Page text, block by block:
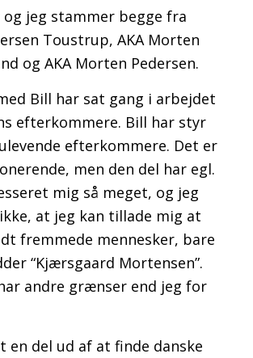
og jeg stammer begge fra
Toustrup, AKA Morten
og AKA Morten Pedersen.
Bill har sat gang i arbejdet
efterkommere. Bill har styr
efterkommere. Det er
men den del har egl.
mig så meget, og jeg
at jeg kan tillade mig at
fremmede mennesker, bare
“Kjærsgaard Mortensen”.
andre grænser end jeg for
en del ud af at finde danske